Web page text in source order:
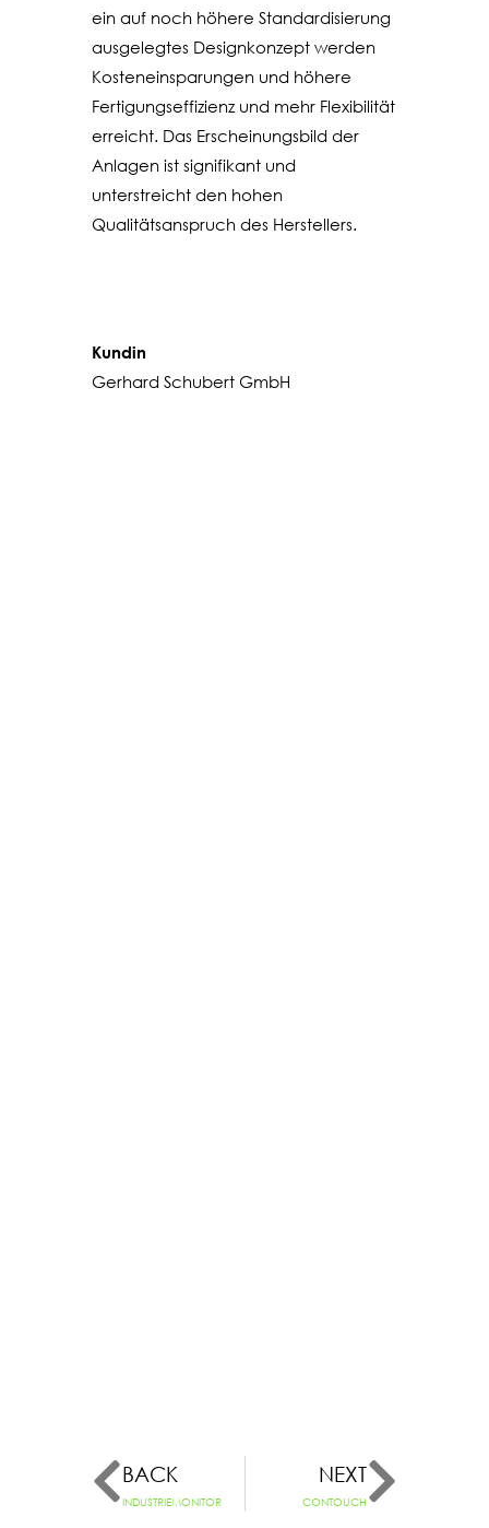
ein auf noch höhere Standardisierung
ausgelegtes Designkonzept werden
Kosteneinsparungen und höhere
Fertigungseffizienz und mehr Flexibilität
erreicht. Das Erscheinungsbild der
Anlagen ist signifikant und
unterstreicht den hohen
Qualitätsanspruch des Herstellers.
Kundin
Gerhard Schubert GmbH
BACK
INDUSTRIEMONITOR
NEXT
CONTOUCH